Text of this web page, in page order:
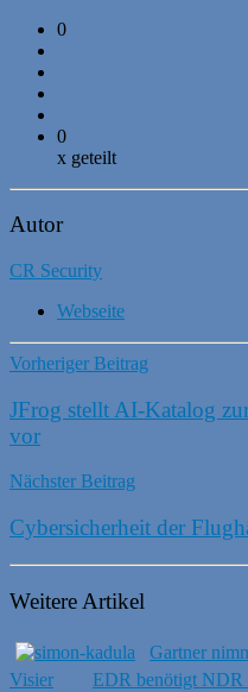
0
0
x geteilt
Autor
CR Security
Webseite
Vorheriger Beitrag
JFrog stellt AI-Katalog
vor
Nächster Beitrag
Cybersicherheit der
Weitere Artikel
Gartner
Visier
EDR benötigt NDR